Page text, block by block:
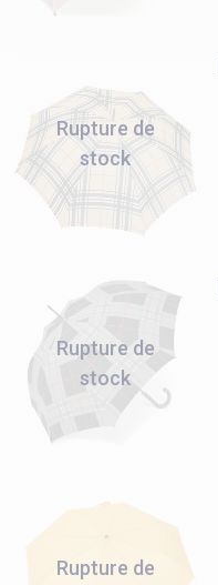
Rupture de
stock
Rupture de
stock
Rupture de